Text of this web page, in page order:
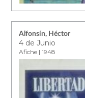
Alfonsín, Héctor
4 de Junio
Afiche | 1948